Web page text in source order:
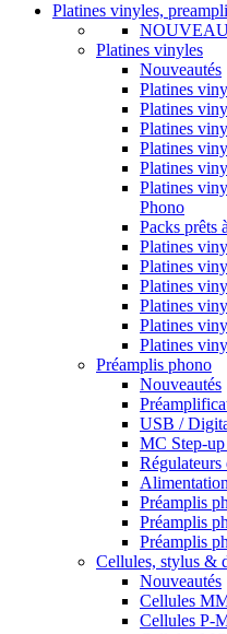
Platines vinyles,
Platines vinyles
Nouveautés
Platines
Platines
Platines
Platines
Platines
Platines
Phono
Packs prêts
Platines
Platines
Platines
Platines
Platines
Platines
Préamplis phono
Nouveautés
USB /
MC Step-
Régulateurs
Préamplis
Préamplis
Préamplis
Cellules, stylus &
Nouveautés
Cellules
Cellules P-